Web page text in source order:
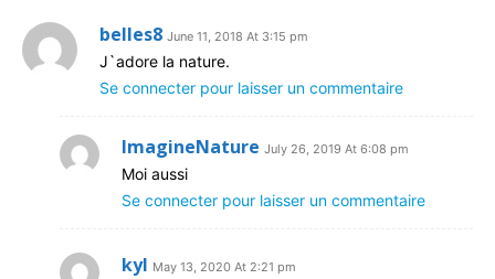
belles8 June 11, 2018 At 3:15 pm
J`adore la nature.
Se connecter pour laisser un commentaire
ImagineNature July 26, 2019 At 6:08 pm
Moi aussi
Se connecter pour laisser un commentaire
kyl May 13, 2020 At 2:21 pm